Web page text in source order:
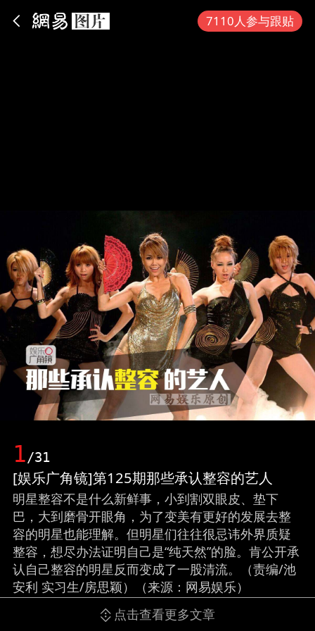
7110人参与跟贴
1/31
[娱乐广角镜]第125期那些承认整容的艺人
明星整容不是什么新鲜事，小到割双眼皮、垫下
巴，大到磨骨开眼角，为了变美有更好的发展去整
容的明星也能理解。但明星们往往很忌讳外界质疑
整容，想尽办法证明自己是“纯天然”的脸。肯公开承
认自己整容的明星反而变成了一股清流。（责编/池
安利 实习生/房思颖）（来源：网易娱乐）
点击查看更多文章